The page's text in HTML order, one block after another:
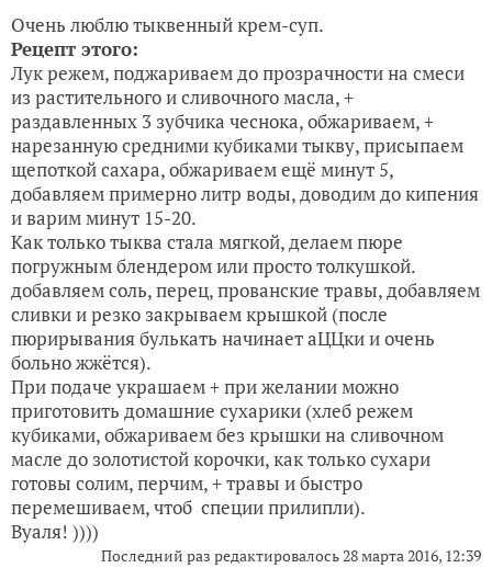
Очень люблю тыквенный крем-суп.
Рецепт этого:
Лук режем, поджариваем до прозрачности на смеси
из растительного и сливочного масла, +
раздавленных 3 зубчика чеснока, обжариваем, +
нарезанную средними кубиками тыкву, присыпаем
щепоткой сахара, обжариваем ещё минут 5,
добавляем примерно литр воды, доводим до кипения
и варим минут 15-20.
Как только тыква стала мягкой, делаем пюре
погружным блендером или просто толкушкой.
добавляем соль, перец, прованские травы, добавляем
сливки и резко закрываем крышкой (после
пюрирывания булькать начинает аЦЦки и очень
больно жжётся).
При подаче украшаем + при желании можно
приготовить домашние сухарики (хлеб режем
кубиками, обжариваем без крышки на сливочном
масле до золотистой корочки, как только сухари
готовы солим, перчим, + травы и быстро
перемешиваем, чтоб специи прилипли).
Вуаля! ))))
Последний раз редактировалось28 марта 2016, 12:39